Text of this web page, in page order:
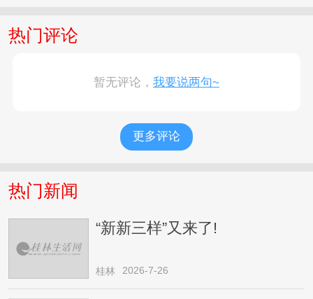
热门评论
暂无评论， 我要说两句~
更多评论
热门新闻
“新新三样”又来了!
桂林 2026-7-26